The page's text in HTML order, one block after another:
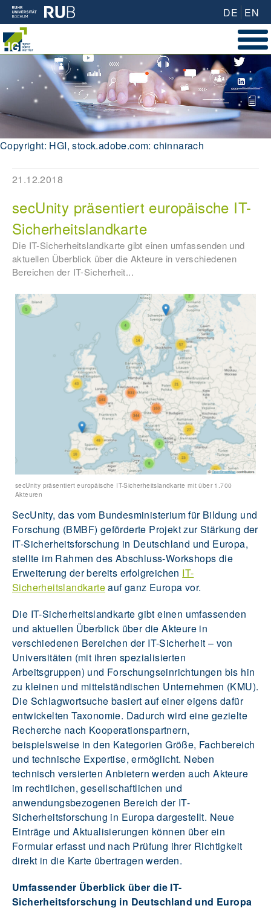
DE EN
Copyright: HGI, stock.adobe.com: chinnarach
21.12.2018
secUnity präsentiert europäische IT-
Sicherheitslandkarte
Die IT-Sicherheitslandkarte gibt einen umfassenden und
aktuellen Überblick über die Akteure in verschiedenen
Bereichen der IT-Sicherheit...
secUnity präsentiert europäische IT-Sicherheitslandkarte mit über 1.700
Akteuren
SecUnity, das vom Bundesministerium für Bildung und
Forschung (BMBF) geförderte Projekt zur Stärkung der
IT-Sicherheitsforschung in Deutschland und Europa,
stellte im Rahmen des Abschluss-Workshops die
Erweiterung der bereits erfolgreichen IT-
Sicherheitslandkarteauf ganz Europa vor.
Die IT-Sicherheitslandkarte gibt einen umfassenden
und aktuellen Überblick über die Akteure in
verschiedenen Bereichen der IT-Sicherheit – von
Universitäten (mit ihren spezialisierten
Arbeitsgruppen) und Forschungseinrichtungen bis hin
zu kleinen und mittelständischen Unternehmen (KMU).
Die Schlagwortsuche basiert auf einer eigens dafür
entwickelten Taxonomie. Dadurch wird eine gezielte
Recherche nach Kooperationspartnern,
beispielsweise in den Kategorien Größe, Fachbereich
und technische Expertise, ermöglicht. Neben
technisch versierten Anbietern werden auch Akteure
im rechtlichen, gesellschaftlichen und
anwendungsbezogenen Bereich der IT-
Sicherheitsforschung in Europa dargestellt. Neue
Einträge und Aktualisierungen können über ein
Formular erfasst und nach Prüfung ihrer Richtigkeit
direkt in die Karte übertragen werden.
Umfassender Überblick über die IT-
Sicherheitsforschung in Deutschland und Europa